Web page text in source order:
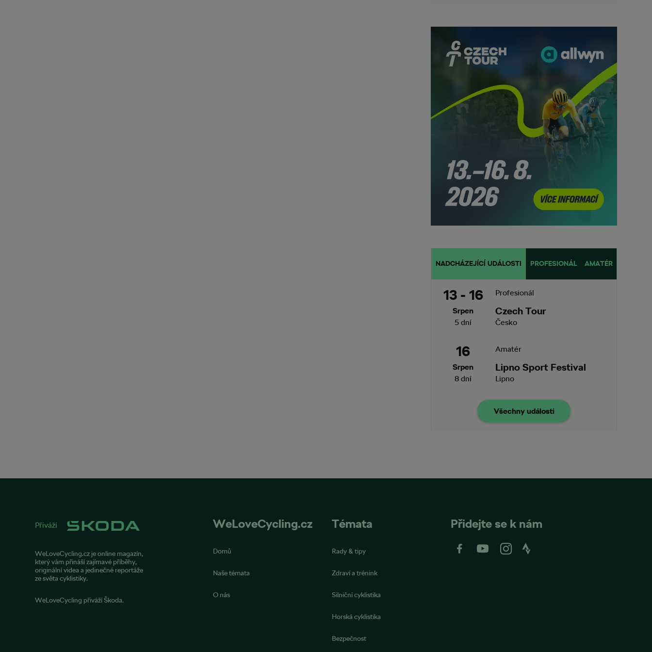
NADCHÁZEJÍCÍ UDÁLOSTI PROFESIONÁL AMATÉR
13 - 16
Srpen
5 dní
Profesionál
Czech Tour
Česko
16
Srpen
8 dní
Amatér
Lipno Sport Festival
Lipno
Všechny události
Přiváží
WeLoveCycling.cz je online magazín,
který vám přináší zajímavé příběhy,
originální videa a jedinečné reportáže
ze světa cyklistiky.
WeLoveCycling přiváží Škoda.
WeLoveCycling.cz
Domů
Naše témata
O nás
Témata
Rady & tipy
Zdraví a trénink
Silniční cyklistika
Horská cyklistika
Bezpečnost
Přidejte se k nám